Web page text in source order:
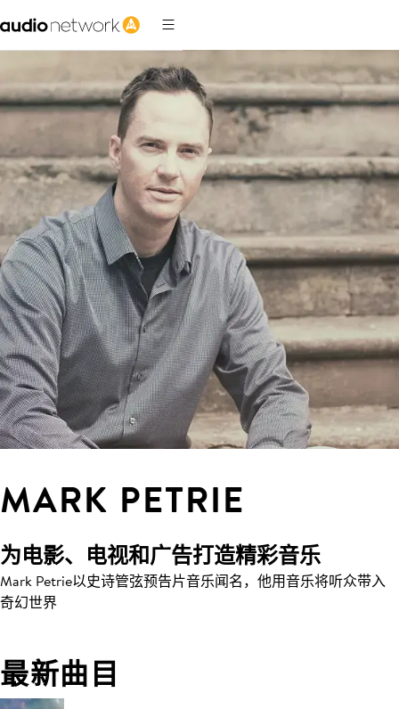
MARK PETRIE
为电影、电视和广告打造精彩音乐
Mark Petrie以史诗管弦预告片音乐闻名，他用音乐将听众带入
奇幻世界
最新曲目